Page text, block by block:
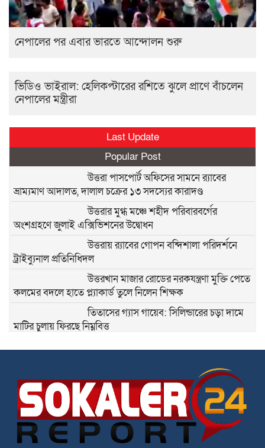
নেপালের পর এবার ভারতে আন্দোলন শুরু
ভিডিও ভাইরাল: হেলিকপ্টারের রশিতে ঝুলে প্রাণে বাঁচলেন
নেপালের মন্ত্রীরা
Last Update
Popular Post
উত্তরা পাসপোর্ট অফিসের সামনে র‍্যাবের
ভ্রাম্যমাণ আদালত, দালাল চক্রের ১৩ সদস্যের কারাদণ্ড
উত্তরার মুগ্ধ মঞ্চে শহীদ পরিবারবর্গের
অংশগ্রহণে জুলাই এক্সিভিশনের উদ্বোধন
উত্তরায় র‍্যাবের গোপন বন্দিশালা পরিদর্শনে
ট্রাইব্যুনাল প্রতিনিধিদল
উত্তরখান মাজার রোডের নরকযন্ত্রণা মুক্তি পেতে
কলমের বদলে হাতে প্ল্যাকার্ড তুলে নিলেন শিক্ষক
তিতাসের গ্যাস গায়েব: সিলিন্ডারের চড়া দামে
মাটির চুলায় ফিরছে নিম্নবিত্ত
জনবান্ধব নেতা সিদ্দিকুর রহমান সিদ্দিককে ৫২
পোলাও চালের লাগামহীন দাম: রপ্তানি
অনুমোদন নাকি সিন্ডিকেটের কারসাজি!
প্রবাসীদের লাশ আনতে কোনো খরচ নেবে না